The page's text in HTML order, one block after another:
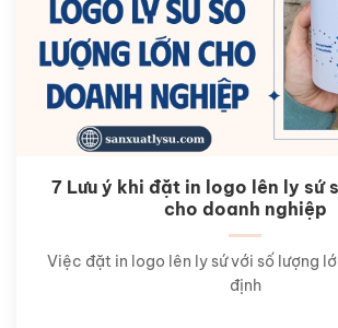
7 Lưu ý khi đặt in logo lên ly sứ
cho doanh nghiệp
Việc đặt in logo lên ly sứ với số lượng
định